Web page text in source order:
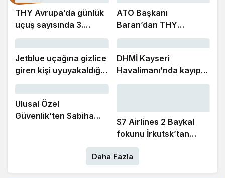
THY Avrupa’da günlük
uçuş sayısında 3.
sıradaki yerini korudu
ATO Başkanı
Baran’dan THY
Yönetim Kurulu Başkanı
Şeker’e ziyaret
Jetblue uçağına gizlice
giren kişi uyuyakaldığı
tuvalette yakalandı
DHMİ Kayseri
Havalimanı’nda kayıp
ve buluntu altın gümüş
Ulusal Özel
Güvenlik’ten Sabiha
S7 Airlines 2 Baykal
fokunu İrkutsk’tan
Moskova’ya taşıdı
Daha Fazla